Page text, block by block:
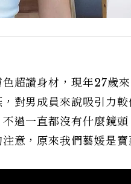
超讚身材，現年27歲
對男成員來說吸引力
過一直都沒有什麼鏡
意，原來我們藝媛是寶